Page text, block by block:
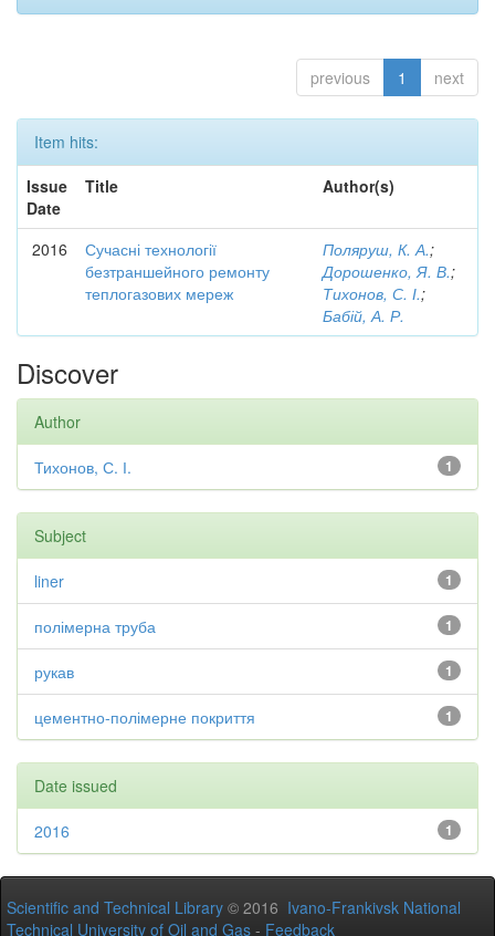
previous 1 next
Item hits:
Issue
Date
Title Author(s)
2016
Сучасні технології
безтраншейного ремонту
теплогазових мереж
Поляруш, К. А.;
Дорошенко, Я. В.;
Тихонов, С. І.;
Бабій, А. Р.
Discover
Author
1
Тихонов, С. І.
Subject
1
liner
1
полімерна труба
1
рукав
1
цементно-полімерне покриття
Date issued
1
2016
Scientific and Technical Library © 2016 Ivano-Frankivsk National
Technical University of Oil and Gas - Feedback